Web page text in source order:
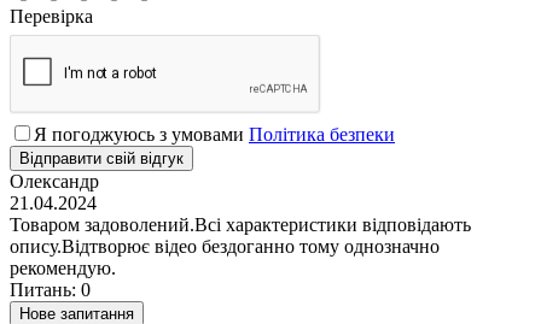
Перевірка
Я погоджуюсь з умовами Політика безпеки
Відправити свій відгук
Олександр
21.04.2024
Товаром задоволений.Всі характеристики відповідають
опису.Відтворює відео бездоганно тому однозначно
рекомендую.
Питань: 0
Нове запитання